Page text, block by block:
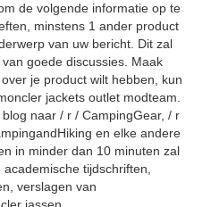
de volgende informatie op te
minstens 1 ander product
van uw bericht. Dit zal
goede discussies. Maak
je product wilt hebben, kun
jackets outlet modteam.
naar / r / CampingGear, / r
en elke andere
in minder dan 10 minuten zal
tijdschriften,
verslagen van